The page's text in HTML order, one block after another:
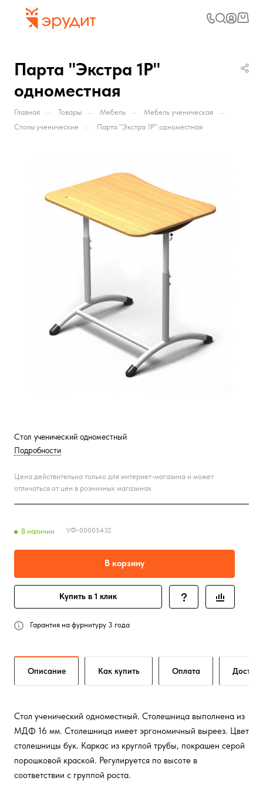
Парта "Экстра 1Р"
одноместная
Главная — Товары — Мебель — Мебель ученическая —
Столы ученические — Парта "Экстра 1Р" одноместная
Стол ученический одноместный
Подробности
Цена действительна только для интернет-магазина и может
отличаться от цен в розничных магазинах
В наличии УФ-00005432
В корзину
Купить в 1 клик
Гарантия на фурнитуру 3 года
Описание Как купить Оплата
Стол ученический одноместный. Столешница выполнена из
МДФ 16 мм. Столешница имеет эргономичный выреез. Цвет
столешницы бук. Каркас из круглой трубы, покрашен серой
порошковой краской. Регулируется по высоте в
соответствии с группой роста.